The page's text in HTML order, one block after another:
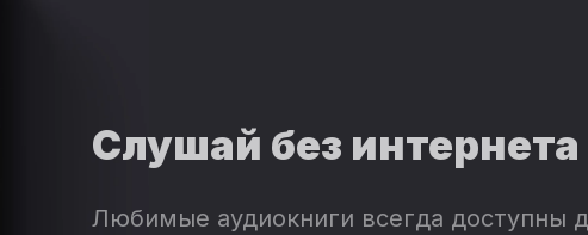
Слушай без интернета
Любимые аудиокниги всегда доступны